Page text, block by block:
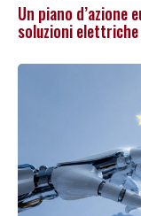
Un piano d’azione
soluzioni elettriche